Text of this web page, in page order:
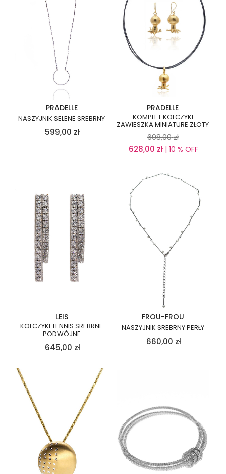
PRADELLE
NASZYJNIK SELENE SREBRNY
599,00 zł
PRADELLE
KOMPLET KOLCZYKI
ZAWIESZKA MINIATURE ZŁOTY
698,00 zł
628,00 zł | 10 % OFF
LEIS
KOLCZYKI TENNIS SREBRNE
PODWÓJNE
645,00 zł
FROU-FROU
NASZYJNIK SREBRNY PERŁY
660,00 zł